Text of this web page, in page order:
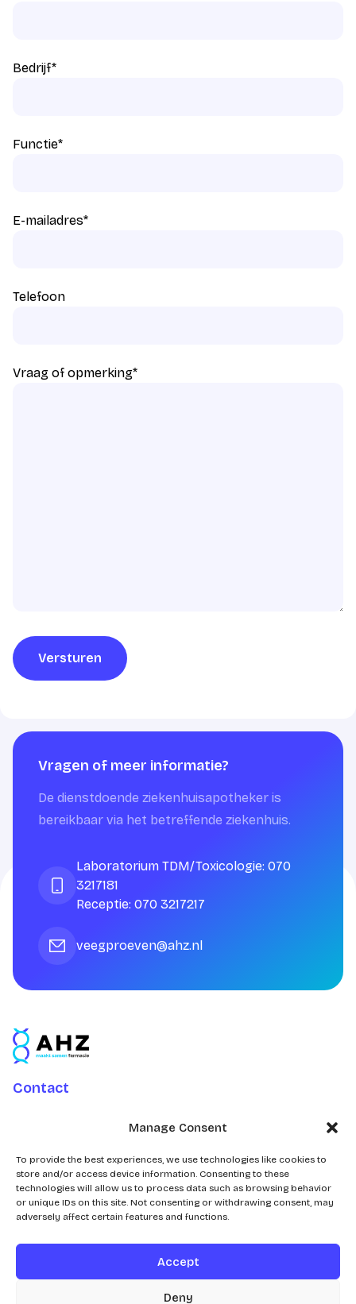
Manage Consent
To provide the best experiences, we use technologies like cookies to
store and/or access device information. Consenting to these
technologies will allow us to process data such as browsing behavior
or unique IDs on this site. Not consenting or withdrawing consent, may
adversely affect certain features and functions.
Accept
Deny
Bedrijf*
Functie*
E-mailadres*
Telefoon
Vraag of opmerking*
Versturen
Vragen of meer informatie?
De dienstdoende ziekenhuisapotheker is
bereikbaar via het betreffende ziekenhuis.
Laboratorium TDM/Toxicologie: 070
3217181
Receptie: 070 3217217
veegproeven@ahz.nl
Contact
Postbus 43100
2504 AC Den Haag
Zeker Zichtbaar